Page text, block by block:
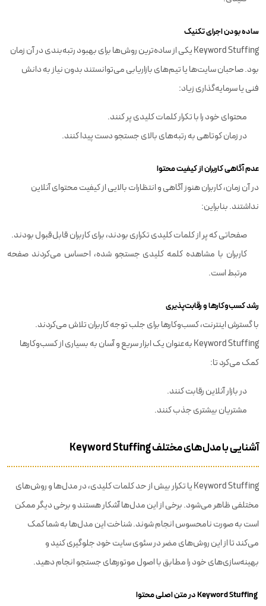
ساده بودن اجرای تکنیک
Keyword Stuffing یکی از ساده‌ترین روش‌ها برای بهبود رتبه‌بندی در آن زمان
بود. صاحبان سایت‌ها یا تیم‌های بازاریابی می‌توانستند بدون نیاز به دانش
فنی یا سرمایه‌گذاری زیاد:
محتوای خود را با تکرار کلمات کلیدی پر کنند.
در زمان کوتاهی به رتبه‌های بالای جستجو دست پیدا کنند.
عدم آگاهی کاربران از کیفیت محتوا
در آن زمان، کاربران هنوز آگاهی و انتظارات بالایی از کیفیت محتوای آنلاین
نداشتند. بنابراین:
صفحاتی که پر از کلمات کلیدی تکراری بودند، برای کاربران قابل‌قبول بودند.
کاربران با مشاهده کلمه کلیدی جستجو شده، احساس می‌کردند صفحه
مرتبط است.
رشد کسب‌وکارها و رقابت‌پذیری
با گسترش اینترنت، کسب‌وکارها برای جلب توجه کاربران تلاش می‌کردند.
Keyword Stuffing به‌عنوان یک ابزار سریع و آسان به بسیاری از کسب‌وکارها
کمک می‌کرد تا:
در بازار آنلاین رقابت کنند.
مشتریان بیشتری جذب کنند.
آشنایی با مدل‌های مختلف Keyword Stuffing
Keyword Stuffing یا تکرار بیش از حد کلمات کلیدی، در مدل‌ها و روش‌های
مختلفی ظاهر می‌شود. برخی از این مدل‌ها آشکار هستند و برخی دیگر ممکن
است به صورت نامحسوس انجام شوند. شناخت این مدل‌ها به شما کمک
می‌کند تا از این روش‌های مضر در سئوی سایت خود جلوگیری کنید و
بهینه‌سازی‌های خود را مطابق با اصول موتورهای جستجو انجام دهید.